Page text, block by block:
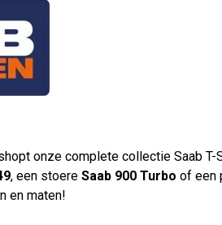
onze complete collectie Saab T-
, een stoere Saab 900 Turbo of een
en maten!